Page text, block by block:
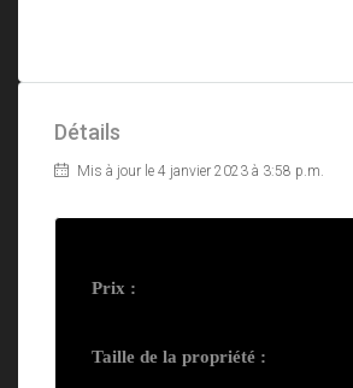
Détails
Mis à jour le 4 janvier 2023 à 3:58 p.m.
Prix :
Taille de la propriété :